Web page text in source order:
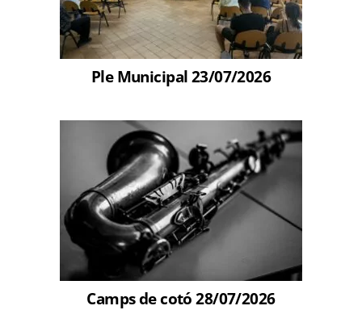
Ple Municipal 23/07/2026
Camps de cotó 28/07/2026